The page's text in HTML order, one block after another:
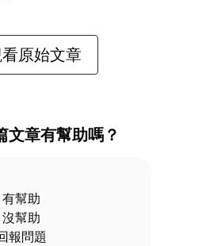
原始文章
文章有幫助嗎？
有幫助
沒幫助
報問題